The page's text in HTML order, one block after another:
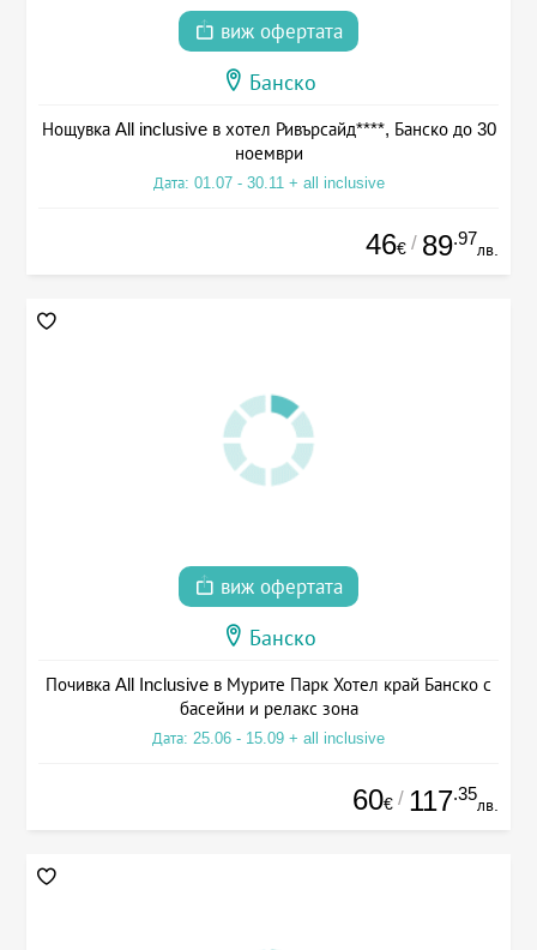
виж офертата
Банско
Нощувка All inclusive в хотел Ривърсайд****, Банско до 30
ноември
Дата: 01.07 - 30.11 + all inclusive
46€ / 89.97
лв.
виж офертата
Банско
Почивка All Inclusive в Мурите Парк Хотел край Банско с
басейни и релакс зона
Дата: 25.06 - 15.09 + all inclusive
60€ / 117.35
лв.